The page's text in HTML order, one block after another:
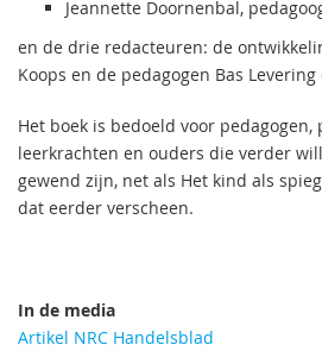
Jeannette Doornenbal,
en de drie redacteuren: de
Koops en de pedagogen Bas
Het boek is bedoeld voor pedagogen,
leerkrachten en ouders die verder
gewend zijn, net als Het kind als
dat eerder verscheen.
In de media
Artikel NRC Handelsblad